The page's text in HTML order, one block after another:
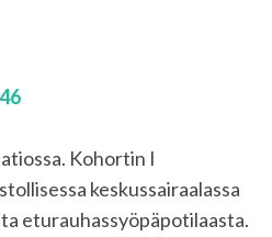
Kohortin I
keskussairaalassa
eturauhassyöpäpotilaasta.